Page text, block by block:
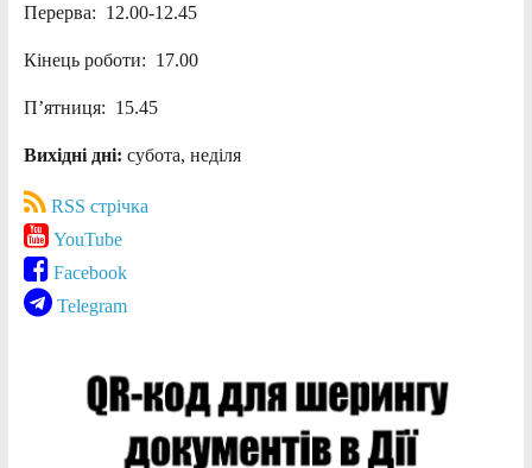
Перерва: 12.00-12.45
Кінець роботи: 17.00
П’ятниця: 15.45
Вихідні дні: субота, неділя
RSS стрічка
YouTube
Facebook
Telegram